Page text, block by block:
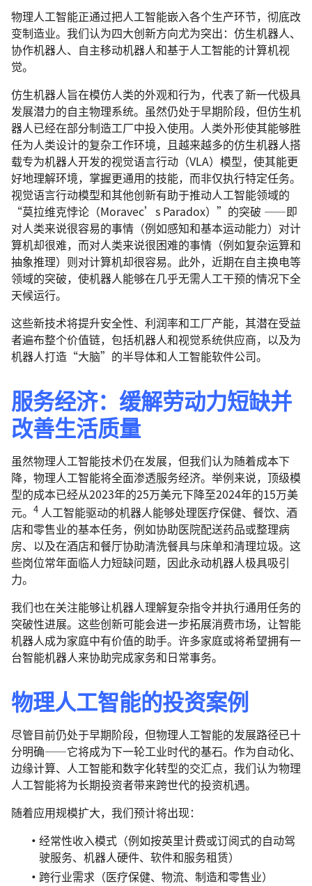
物理人工智能正通过把人工智能嵌入各个生产环节，彻底改
变制造业。我们认为四大创新方向尤为突出：仿生机器人、
协作机器人、自主移动机器人和基于人工智能的计算机视
觉。
仿生机器人旨在模仿人类的外观和行为，代表了新一代极具
发展潜力的自主物理系统。虽然仍处于早期阶段，但仿生机
器人已经在部分制造工厂中投入使用。人类外形使其能够胜
任为人类设计的复杂工作环境，且越来越多的仿生机器人搭
载专为机器人开发的视觉语言行动（VLA）模型，使其能更
好地理解环境，掌握更通用的技能，而非仅执行特定任务。
视觉语言行动模型和其他创新有助于推动人工智能领域的
“莫拉维克悖论（Moravec’s Paradox）”的突破 ——即
对人类来说很容易的事情（例如感知和基本运动能力）对计
算机却很难，而对人类来说很困难的事情（例如复杂运算和
抽象推理）则对计算机却很容易。此外，近期在自主换电等
领域的突破，使机器人能够在几乎无需人工干预的情况下全
天候运行。
这些新技术将提升安全性、利润率和工厂产能，其潜在受益
者遍布整个价值链，包括机器人和视觉系统供应商，以及为
机器人打造“大脑”的半导体和人工智能软件公司。
服务经济：缓解劳动力短缺并
改善生活质量
虽然物理人工智能技术仍在发展，但我们认为随着成本下
降，物理人工智能将全面渗透服务经济。举例来说，顶级模
型的成本已经从2023年的25万美元下降至2024年的15万美
元。 4 人工智能驱动的机器人能够处理医疗保健、餐饮、酒
店和零售业的基本任务，例如协助医院配送药品或整理病
房、以及在酒店和餐厅协助清洗餐具与床单和清理垃圾。这
些岗位常年面临人力短缺问题，因此永动机器人极具吸引
力。
我们也在关注能够让机器人理解复杂指令并执行通用任务的
突破性进展。这些创新可能会进一步拓展消费市场，让智能
机器人成为家庭中有价值的助手。许多家庭或将希望拥有一
台智能机器人来协助完成家务和日常事务。
物理人工智能的投资案例
尽管目前仍处于早期阶段，但物理人工智能的发展路径已十
分明确——它将成为下一轮工业时代的基石。作为自动化、
边缘计算、人工智能和数字化转型的交汇点，我们认为物理
人工智能将为长期投资者带来跨世代的投资机遇。
随着应用规模扩大，我们预计将出现：
经常性收入模式（例如按英里计费或订阅式的自动驾
驶服务、机器人硬件、软件和服务租赁）
跨行业需求（医疗保健、物流、制造和零售业）